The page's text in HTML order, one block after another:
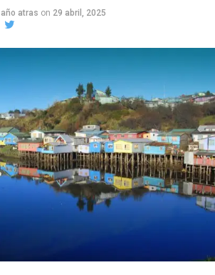
atras on 29 abril, 2025